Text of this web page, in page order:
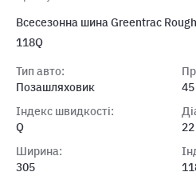
Всесезонна шина Greentrac
118Q
Тип авто:
Позашляховик
Індекс швидкості:
Q
Ширина:
305
45
22